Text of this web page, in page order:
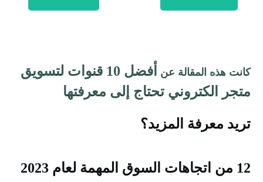
هذه المقالة عن
أفضل 10 قنوات لتسويق
الكتروني تحتاج إلى معرفتها
معرفة المزيد؟